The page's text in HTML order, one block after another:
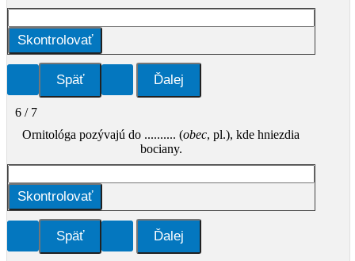
Skontrolovať
6 / 7
Ornitológa pozývajú do .......... (obec, pl.), kde hniezdia
bociany.
Skontrolovať